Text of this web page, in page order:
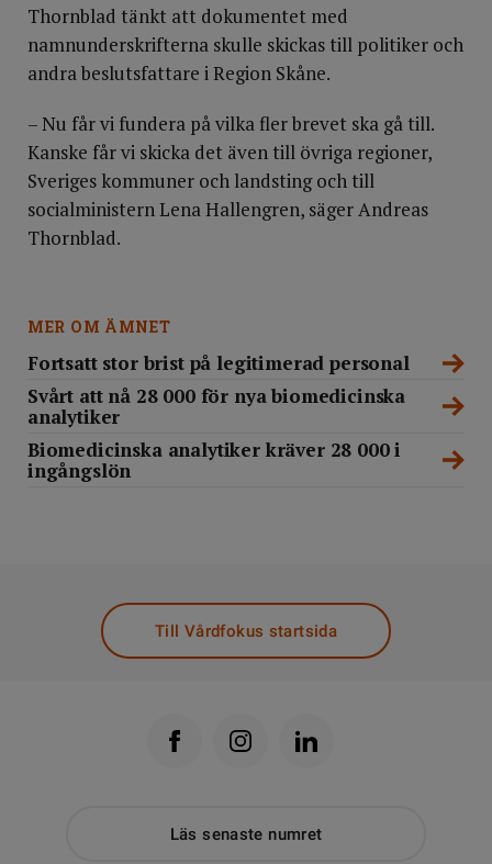
Thornblad tänkt att dokumentet med
namnunderskrifterna skulle skickas till politiker och
andra beslutsfattare i Region Skåne.
– Nu får vi fundera på vilka fler brevet ska gå till.
Kanske får vi skicka det även till övriga regioner,
Sveriges kommuner och landsting och till
socialministern Lena Hallengren, säger Andreas
Thornblad.
MER OM ÄMNET
Fortsatt stor brist på legitimerad personal
Svårt att nå 28 000 för nya biomedicinska
analytiker
Biomedicinska analytiker kräver 28 000 i
ingångslön
Till Vårdfokus startsida
Läs senaste numret